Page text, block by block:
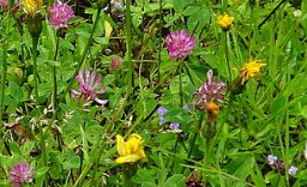
BFI Vertreter
Rechnungsprüfer
Land